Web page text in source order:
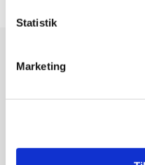
Statistik
Marketing
Nyheder og